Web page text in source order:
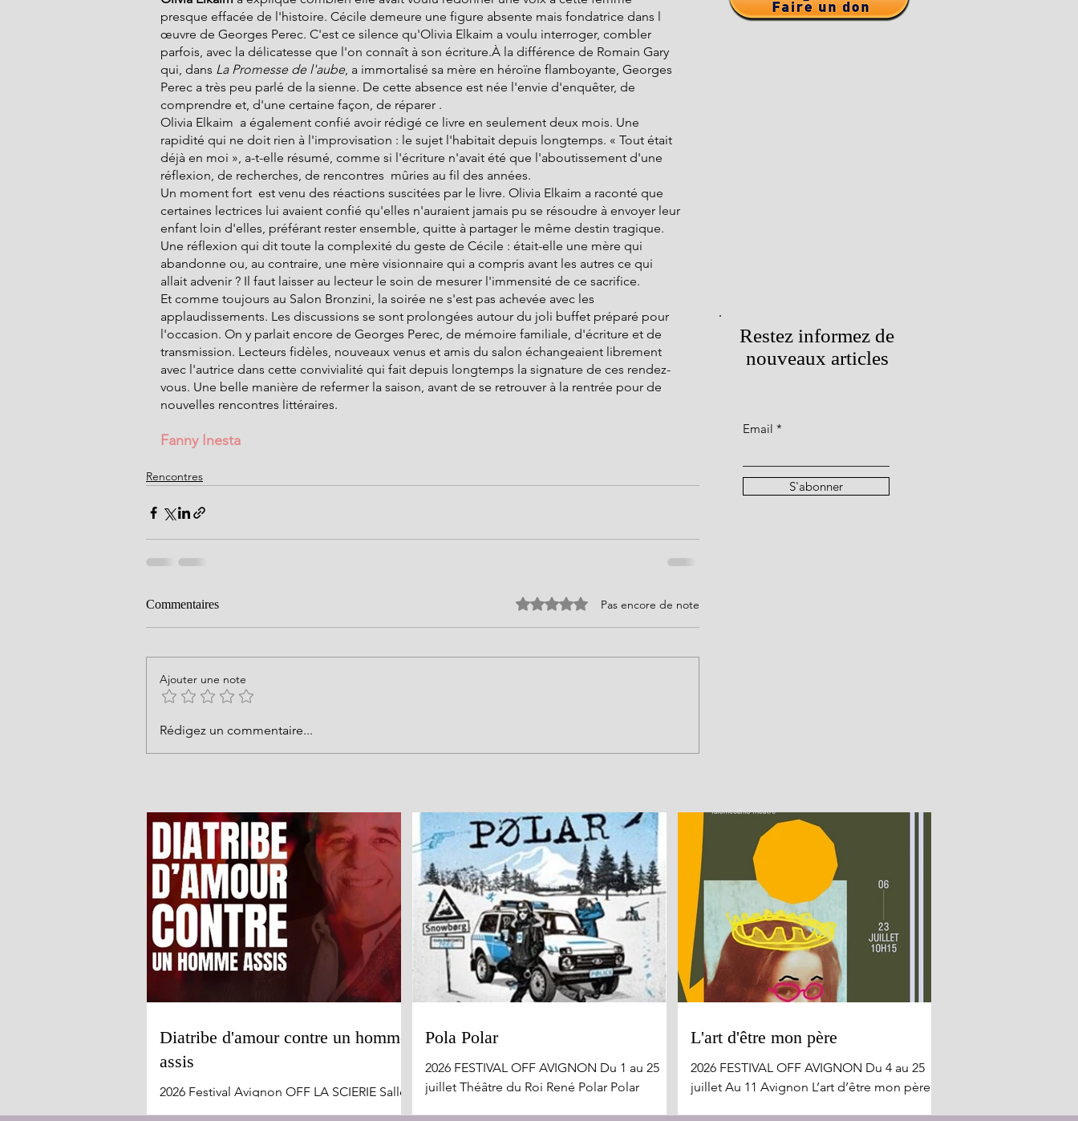
presque effacée de l'histoire. Cécile demeure une figure absente mais fondatrice dans l
œuvre de Georges Perec. C'est ce silence qu'Olivia Elkaim a voulu interroger, combler
parfois, avec la délicatesse que l'on connaît à son écriture.À la différence de Romain Gary
qui, dans La Promesse de l'aube, a immortalisé sa mère en héroïne flamboyante, Georges
Perec a très peu parlé de la sienne. De cette absence est née l'envie d'enquêter, de
comprendre et, d'une certaine façon, de réparer .
Olivia Elkaim  a également confié avoir rédigé ce livre en seulement deux mois. Une
rapidité qui ne doit rien à l'improvisation : le sujet l'habitait depuis longtemps. « Tout était
déjà en moi », a-t-elle résumé, comme si l'écriture n'avait été que l'aboutissement d'une
réflexion, de recherches, de rencontres  mûries au fil des années.
Un moment fort  est venu des réactions suscitées par le livre. Olivia Elkaim a raconté que
certaines lectrices lui avaient confié qu'elles n'auraient jamais pu se résoudre à envoyer leur
enfant loin d'elles, préférant rester ensemble, quitte à partager le même destin tragique.
Une réflexion qui dit toute la complexité du geste de Cécile : était-elle une mère qui
abandonne ou, au contraire, une mère visionnaire qui a compris avant les autres ce qui
allait advenir ? Il faut laisser au lecteur le soin de mesurer l'immensité de ce sacrifice.
Et comme toujours au Salon Bronzini, la soirée ne s'est pas achevée avec les
applaudissements. Les discussions se sont prolongées autour du joli buffet préparé pour
l'occasion. On y parlait encore de Georges Perec, de mémoire familiale, d'écriture et de
transmission. Lecteurs fidèles, nouveaux venus et amis du salon échangeaient librement
avec l'autrice dans cette convivialité qui fait depuis longtemps la signature de ces rendez-
vous. Une belle manière de refermer la saison, avant de se retrouver à la rentrée pour de
nouvelles rencontres littéraires.
Fanny Inesta
Rencontres
Commentaires Noté 0 étoile sur 5.Pas encore de note
Ajouter une note
Rédigez un commentaire...
Restez informez de
nouveaux articles
Email
S'abonner
Diatribe d'amour contre un homme
assis
2026 Festival Avignon OFF LA SCIERIE Salle :
Pola Polar
2026 FESTIVAL OFF AVIGNON Du 1 au 25
juillet Théâtre du Roi René Polar Polar
L'art d'être mon père
2026 FESTIVAL OFF AVIGNON Du 4 au 25
juillet Au 11 Avignon L’art d’être mon père